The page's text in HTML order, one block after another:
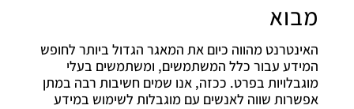
מבוא
האינטרנט מהווה כיום את המאגר הגדול ביותר לחופש
המידע עבור כלל המשתמשים, ומשתמשים בעלי
מוגבלויות בפרט. ככזה, אנו שמים חשיבות רבה במתן
אפשרות שווה לאנשים עם מוגבלות לשימוש במידע